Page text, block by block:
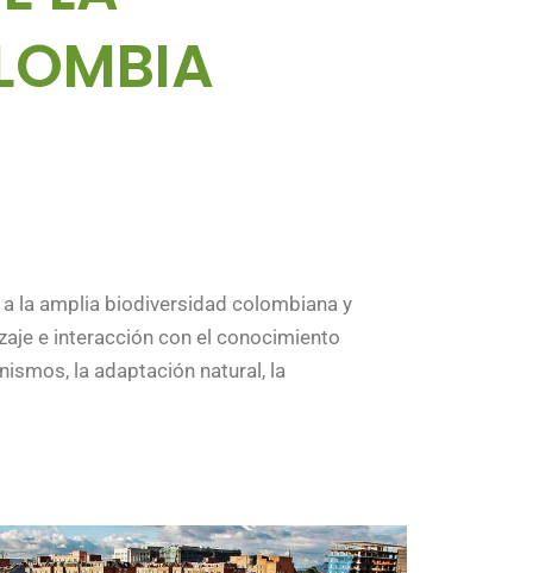
la amplia biodiversidad colombiana y
e interacción con el conocimiento
la adaptación natural, la